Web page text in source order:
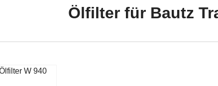
Ölfilter für Bautz